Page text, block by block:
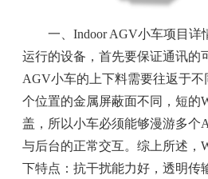
一、Indoor AGV小车项目详
运行的设备，首先要保证通讯的
AGV小车的上下料需要往返于
个位置的金属屏蔽面不同，短的
盖，所以小车必须能够漫游多个
与后台的正常交互。综上所述，
下特点：抗干扰能力好，透明传